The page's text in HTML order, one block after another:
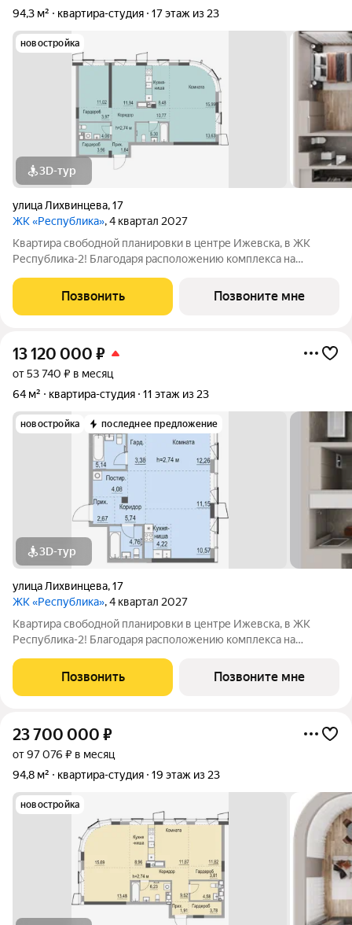
94,3 м²
квартира-студия 17 этаж из 23
новостройка
3D-тур
улица Лихвинцева,17
ЖК «Республика», 4 квартал 2027
Квартира свободной планировки в центре Ижевска, в ЖК
Республика-2! Благодаря расположению комплекса на
настоящему невероятными видовыми характеристиками. Из
окон квартир будут открываться
Позвонить Позвоните мне
13 120 000 ₽
от 53 740 ₽ в месяц
64 м²
квартира-студия 11 этаж из 23
новостройка последнее предложение
3D-тур
улица Лихвинцева,17
ЖК «Республика», 4 квартал 2027
Квартира свободной планировки в центре Ижевска, в ЖК
Республика-2! Благодаря расположению комплекса на
настоящему невероятными видовыми характеристиками. Из
окон квартир будут открываться
Позвонить Позвоните мне
23 700 000 ₽
от 97 076 ₽ в месяц
94,8 м²
квартира-студия 19 этаж из 23
новостройка